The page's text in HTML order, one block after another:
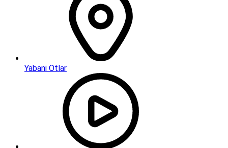
Yabani Otlar